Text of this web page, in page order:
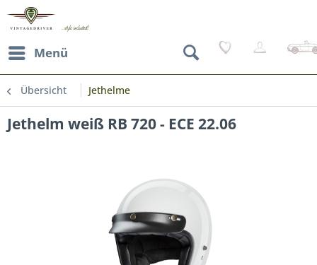
Menü
Übersicht Jethelme
Jethelm weiß RB 720 - ECE 22.06